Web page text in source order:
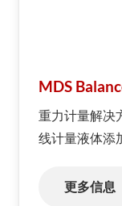
MDS
重力计量解决
线计量液体添
更多信息